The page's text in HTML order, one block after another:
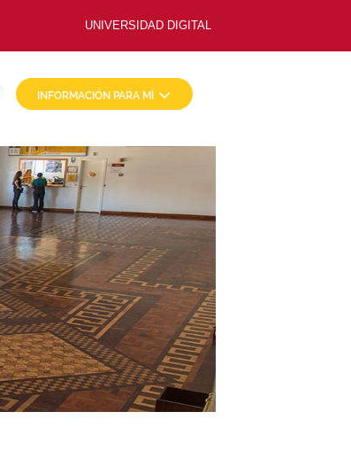
UNIVERSIDAD DIGITAL